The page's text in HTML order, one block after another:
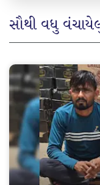
સૌથી વધુ